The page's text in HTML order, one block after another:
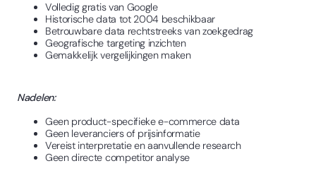
Volledig gratis van Google
Historische data tot 2004 beschikbaar
Betrouwbare data rechtstreeks van zoekgedrag
Geografische targeting inzichten
Gemakkelijk vergelijkingen maken
Nadelen:
Geen product-specifieke e-commerce data
Geen leveranciers of prijsinformatie
Vereist interpretatie en aanvullende research
Geen directe competitor analyse